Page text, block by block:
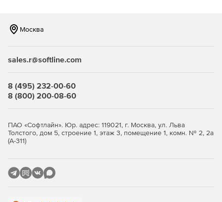
Москва
sales.r@softline.com
8 (495) 232-00-60
8 (800) 200-08-60
ПАО «Софтлайн». Юр. адрес: 119021, г. Москва, ул. Льва
Толстого, дом 5, строение 1, этаж 3, помещение 1, комн. № 2, 2а
(А-311)